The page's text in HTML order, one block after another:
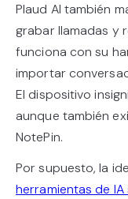
Plaud AI también
grabar llamadas y
funciona con su
importar
El dispositivo
aunque también
NotePin.
Por supuesto, la
herramientas de IA